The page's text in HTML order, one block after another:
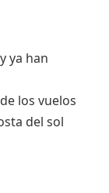
ya han
de los vuelos
del sol